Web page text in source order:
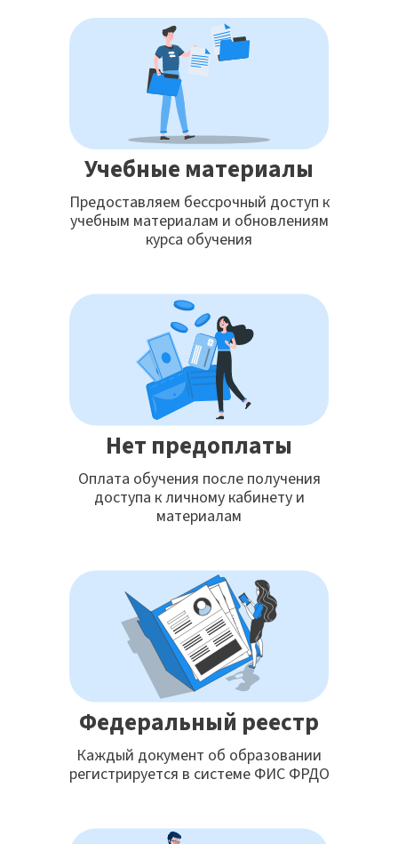
Учебные материалы
Предоставляем бессрочный доступ к
учебным материалам и обновлениям
курса обучения
Нет предоплаты
Оплата обучения после получения
доступа к личному кабинету и
материалам
Федеральный реестр
Каждый документ об образовании
регистрируется в системе ФИС ФРДО